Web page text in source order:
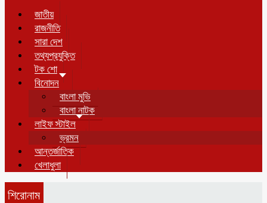
জাতীয়
রাজনীতি
সারা দেশ
তথ্যপ্রযুক্তি
টক শো
বিনোদন
বাংলা মুভি
বাংলা নাটক
লাইফ স্টাইল
ভ্রমন
আন্তর্জাতিক
খেলাধুলা
শিরোনাম